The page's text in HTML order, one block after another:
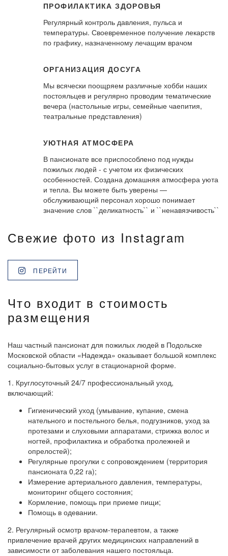
ПРОФИЛАКТИКА ЗДОРОВЬЯ
Регулярный контроль давления, пульса и
температуры. Своевременное получение лекарств
по графику, назначенному лечащим врачом
ОРГАНИЗАЦИЯ ДОСУГА
Мы всячески поощряем различные хобби наших
постояльцев и регулярно проводим тематические
вечера (настольные игры, семейные чаепития,
театральные представления)
УЮТНАЯ АТМОСФЕРА
В пансионате все приспособлено под нужды
пожилых людей - с учетом их физических
особенностей. Создана домашняя атмосфера уюта
и тепла. Вы можете быть уверены —
обслуживающий персонал хорошо понимает
значение слов ``деликатность`` и ``ненавязчивость``
Свежие фото из Instagram
ПЕРЕЙТИ
Что входит в стоимость
размещения
Наш частный пансионат для пожилых людей в Подольске
Московской области «Надежда» оказывает большой комплекс
социально-бытовых услуг в стационарной форме.
1. Круглосуточный 24/7 профессиональный уход,
включающий:
Гигиенический уход (умывание, купание, смена
нательного и постельного белья, подгузников, уход за
протезами и слуховыми аппаратами, стрижка волос и
ногтей, профилактика и обработка пролежней и
опрелостей);
Регулярные прогулки с сопровождением (территория
пансионата 0,22 га);
Измерение артериального давления, температуры,
мониторинг общего состояния;
Кормление, помощь при приеме пищи;
Помощь в одевании.
2. Регулярный осмотр врачом-терапевтом, а также
привлечение врачей других медицинских направлений в
зависимости от заболевания нашего постояльца.